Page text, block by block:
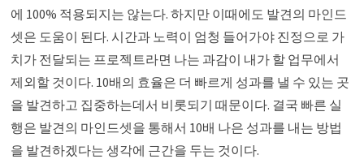
에 100% 적용되지는 않는다. 하지만 이때에도 발견의 마인드
셋은 도움이 된다. 시간과 노력이 엄청 들어가야 진정으로 가
치가 전달되는 프로젝트라면 나는 과감이 내가 할 업무에서
제외할 것이다. 10배의 효율은 더 빠르게 성과를 낼 수 있는 곳
을 발견하고 집중하는데서 비롯되기 때문이다. 결국 빠른 실
행은 발견의 마인드셋을 통해서 10배 나은 성과를 내는 방법
을 발견하겠다는 생각에 근간을 두는 것이다.